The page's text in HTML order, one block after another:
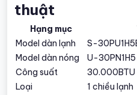
thuật
Hạng mục
Model dàn lạnh
S-
Model dàn nóng
U-30PN1H5
Công suất
30.000BTU
Loại
1 chiều lạnh